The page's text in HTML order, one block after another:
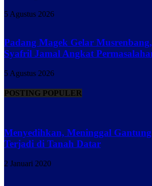
5 Agustus 2026
Padang Magek Gelar
Syafril Jamal Angkat
5 Agustus 2026
POSTING POPULER
Menyedihkan, Meninggal
Terjadi di Tanah Datar
2 Januari 2020